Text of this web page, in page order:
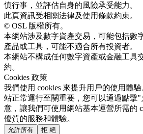
慎行事，並評估自身的風險承受能力。
此頁資訊受相關法律及使用條款約束。
© OSL 版權所有。
本網站涉及數字資產交易，可能包括數
產品或工具，可能不適合所有投資者。
本網站不構成任何數字資產或金融工具
約。
Cookies 政策
我們使用 cookies 來提升用戶的使用體驗
站正常運行至關重要，您可以通過點擊
意，讓我們可使用網站基本運營所需的
優質的服務和體驗。
允許所有 拒 絕